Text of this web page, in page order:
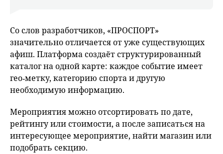
Со слов разработчиков, «ПРОСПОРТ»
значительно отличается от уже существующих
афиш. Платформа создаёт структурированный
каталог на одной карте: каждое событие имеет
гео‑метку, категорию спорта и другую
необходимую информацию.
Мероприятия можно отсортировать по дате,
рейтингу или стоимости, а после записаться на
интересующее мероприятие, найти магазин или
подобрать секцию.